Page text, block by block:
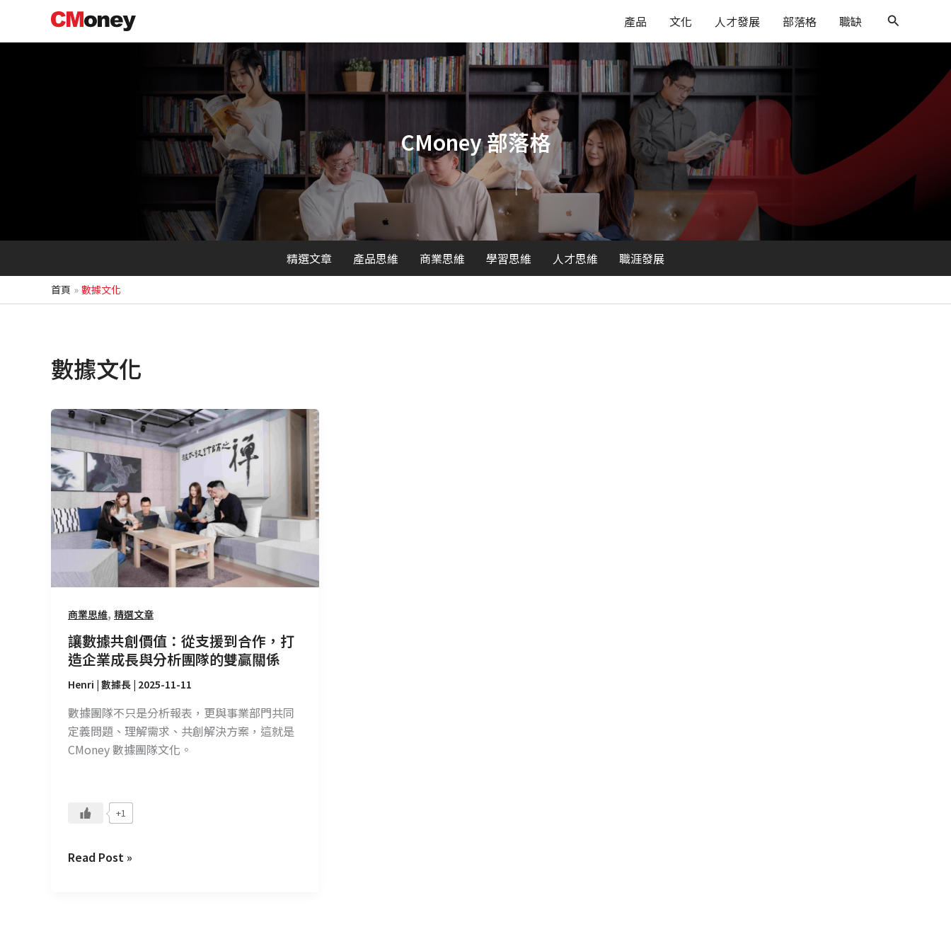
主
產品 文化 人才發展 部落格 職缺
搜
尋
CMoney 部落格
精選文章 產品思維 商業思維 學習思維 人才思維 職涯發展
首頁 數據文化
數據文化
商業思維, 精選文章
讓數據共創價值：從支援到合作，打
造企業成長與分析團隊的雙贏關係
Henri | 數據長 | 2025-11-11
數據團隊不只是分析報表，更與事業部門共同
定義問題、理解需求、共創解決方案，這就是
CMoney 數據團隊文化。
+1
讓
數
據
共
創
價
值：
從
援
合
作，
打
企
業
成
長
的
Read Post »